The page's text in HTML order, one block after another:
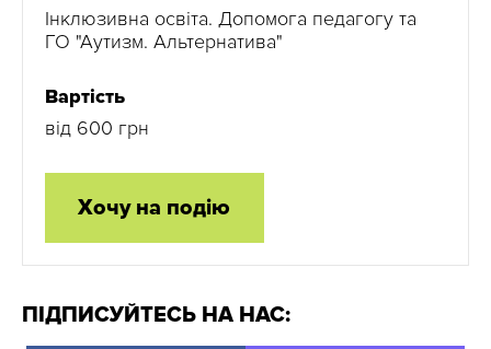
Інклюзивна освіта. Допомога педагогу та
ГО "Аутизм. Альтернатива"
Вартість
від 600 грн
Хочу на подію
ПІДПИСУЙТЕСЬ НА НАС: